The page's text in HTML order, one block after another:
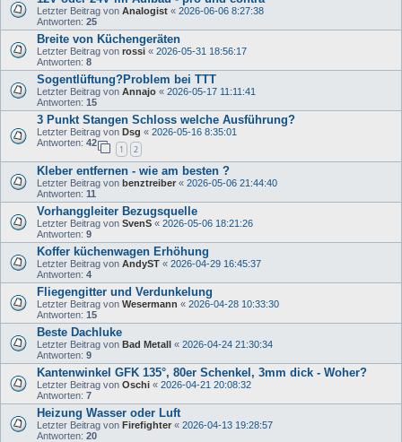
Letzter Beitrag von Analogist « 2026-06-06 8:27:38
Antworten: 25
Breite von Küchengeräten
Letzter Beitrag von rossi « 2026-05-31 18:56:17
Antworten: 8
Sogentlüftung?Problem bei TTT
Letzter Beitrag von Annajo « 2026-05-17 11:11:41
Antworten: 15
3 Punkt Stangen Schloss welche Ausführung?
Letzter Beitrag von Dsg « 2026-05-16 8:35:01
Antworten: 42
1 2
Kleber entfernen - wie am besten ?
Letzter Beitrag von benztreiber « 2026-05-06 21:44:40
Antworten: 11
Vorhanggleiter Bezugsquelle
Letzter Beitrag von SvenS « 2026-05-06 18:21:26
Antworten: 9
Koffer küchenwagen Erhöhung
Letzter Beitrag von AndyST « 2026-04-29 16:45:37
Antworten: 4
Fliegengitter und Verdunkelung
Letzter Beitrag von Wesermann « 2026-04-28 10:33:30
Antworten: 15
Beste Dachluke
Letzter Beitrag von Bad Metall « 2026-04-24 21:30:34
Antworten: 9
Kantenwinkel GFK 135°, 80er Schenkel, 3mm dick - Woher?
Letzter Beitrag von Oschi « 2026-04-21 20:08:32
Antworten: 7
Heizung Wasser oder Luft
Letzter Beitrag von Firefighter « 2026-04-13 19:28:57
Antworten: 20